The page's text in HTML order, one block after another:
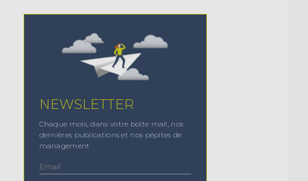
NEWSLETTER
Chaque mois, dans votre boîte mail, nos
dernières publications et nos pépites de
management